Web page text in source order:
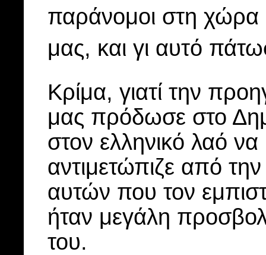
παράνομοι στη χώρα
μας, και γι αυτό
Κρίμα, γιατί την
μας πρόδωσε στο
στον ελληνικό λαό να
αντιμετώπιζε από
αυτών που τον
ήταν μεγάλη
του.